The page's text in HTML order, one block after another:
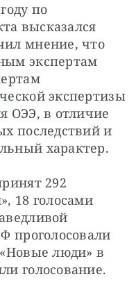
по
высказался
мнение, что
экспертам
экспертизы
ОЭЭ, в отличие
последствий и
характер.
292
18 голосами
проголосовали
люди» в
голосование.